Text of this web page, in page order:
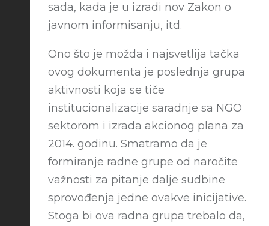
sada, kada je u izradi nov Zakon o
javnom informisanju, itd.
Ono što je možda i najsvetlija tačka
ovog dokumenta je poslednja grupa
aktivnosti koja se tiče
institucionalizacije saradnje sa NGO
sektorom i izrada akcionog plana za
2014. godinu. Smatramo da je
formiranje radne grupe od naročite
važnosti za pitanje dalje sudbine
sprovođenja jedne ovakve inicijative.
Stoga bi ova radna grupa trebalo da,